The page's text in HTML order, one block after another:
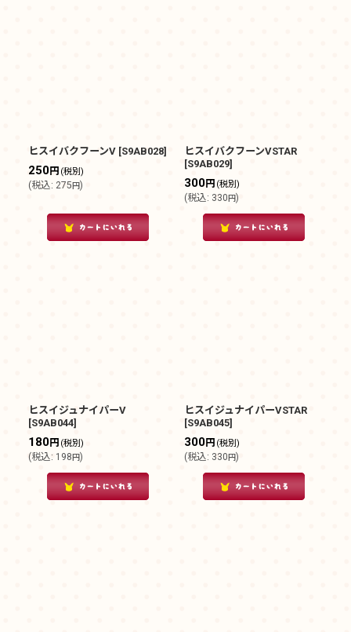
ヒスイバクフーンV [S9AB028]
250円 (税別)
(税込: 275円)
ヒスイバクフーンVSTAR
[S9AB029]
300円 (税別)
(税込: 330円)
ヒスイジュナイパーV
[S9AB044]
180円 (税別)
(税込: 198円)
ヒスイジュナイパーVSTAR
[S9AB045]
300円 (税別)
(税込: 330円)